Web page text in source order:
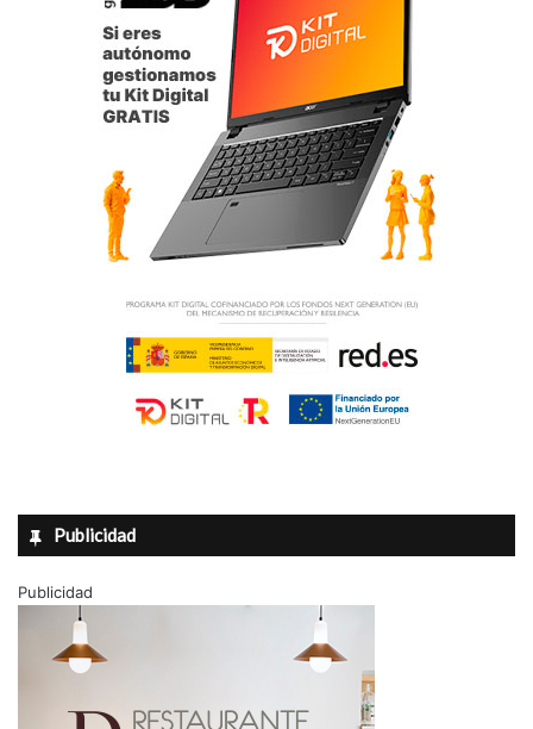
Publicidad
Publicidad